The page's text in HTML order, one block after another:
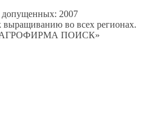
допущенных: 2007
выращиванию во всех регионах.
ПОИСК»